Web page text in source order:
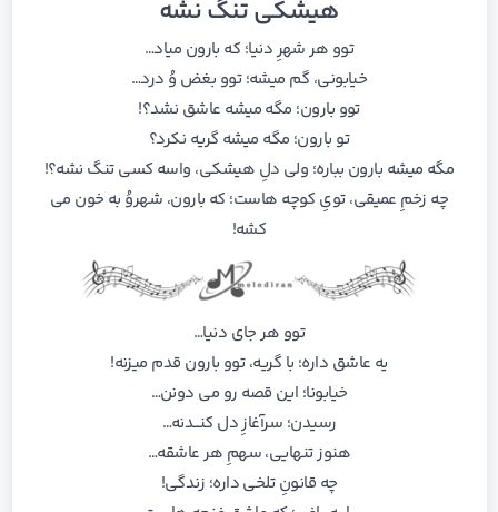
هیشکی تنگ نشه
توو هر شهرِ دنیا؛ که بارون میاد…
خیابونی، گم میشه؛ توو بغض وُ درد…
توو بارون؛ مگه میشه عاشق نشد؟!
تو بارون؛ مگه میشه گریه نکرد؟
مگه میشه بارون بباره؛ ولی دلِ هیشکی، واسه کسی تنگ نشه؟!
چه زخمِ عمیقی، تویِ کوچه هاست؛ که بارون، شهروُ به خون می
کشه!
توو هر جای دنیا…
یه عاشق داره؛ با گریه، توو بارون قدم میزنه!
خیابونا؛ این قصه رو می دونن…
رسیدن؛ سرآغازِ دل کنـــدنه…
هنوز تنهایی، سهمِ هر عاشقه…
چه قانونِ تلخی داره؛ زندگی!